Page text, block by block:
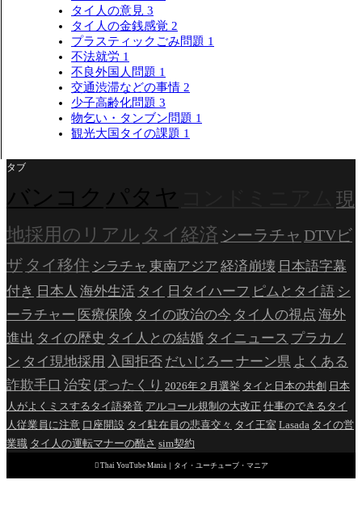
タイ人の意見 3
タイ人の金銭感覚 2
プラスティックごみ問題 1
不法就労 1
不良外国人問題 1
交通渋滞などの事情 2
少子高齢化問題 3
物乞い・タンブン問題 1
観光大国タイの課題 1
タブ
バンコク パタヤ
現
地採用のリアル タイ経済 シーラチャ DTVビ
ザ タイ移住 シラチャ 東南アジア 経済崩壊 日本語字幕
付き 日本人 海外生活 タイ 日タイハーフ ピムとタイ語 シ
ーラチャー 医療保険 タイの政治の今 タイ人の視点 海外
進出 タイの歴史 タイ人との結婚 タイニュース プラカノ
ン タイ現地採用 入国拒否 だいじろー ナーン県 よくある
詐欺手口 治安 ぼったくり 2026年２月選挙 タイと日本の共創 日本
人がよくミスするタイ語発音 アルコール規制の大改正 仕事のできるタイ
人従業員に注意 口座開設 タイ駐在員の悲喜交々 タイ王室 Lasada タイの営
業職 タイ人の運転マナーの酷さ sim契約
 Thai YouTube Mania｜タイ・ユーチューブ・マニア